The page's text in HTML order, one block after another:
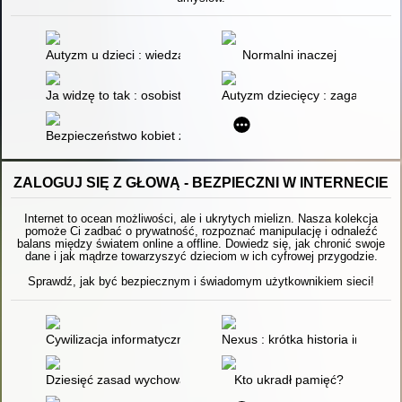
Autyzm u dzieci : wiedza kliniczna Normalni inaczej
Ja widzę to tak : osobiste spojrzenie na autyzm i zespół
Autyzm dziecięcy :
Bezpieczeństwo kobiet z zespołem Aspergera : umiejętności
ZALOGUJ SIĘ Z GŁOWĄ - BEZPIECZNI W INTERNECIE
Internet to ocean możliwości, ale i ukrytych mielizn. Nasza kolekcja
pomoże Ci zadbać o prywatność, rozpoznać manipulację i odnaleźć
balans między światem online a offline. Dowiedz się, jak chronić swoje
dane i jak mądrze towarzyszyć dzieciom w ich cyfrowej przygodzie.
Sprawdź, jak być bezpiecznym i świadomym użytkownikiem sieci!
Cywilizacja informatyczna i internet : konteksty
Nexus : krótka historia
Dziesięć zasad wychowania w świecie technologii
Kto ukradł pamięć?